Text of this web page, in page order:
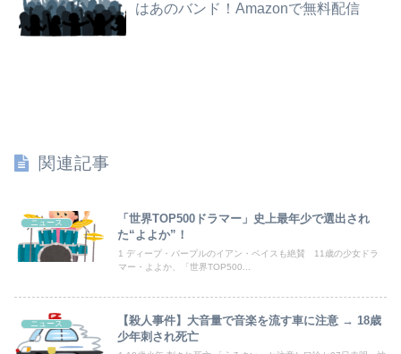
昔のスロット動画見てたらケロット柄が2回出たのにハズレてた…流石にヤバすぎじゃね？
泥ママ「もういいじゃない！私だって傷ついてるのに！」→盗みを責められた泥ママがまさかの被害者アピール。その言い分に周囲から笑いが漏れてしまい…
【画像】どのくノ一を快楽責めしたいｗｗｗｗｗ
はあのバンド！Amazonで無料配信
関連記事
ニュース
「世界TOP500ドラマー」史上最年少で選出され
た“よよか”！
1 ディープ・パープルのイアン・ペイスも絶賛 11歳の少女ドラ
マー・よよか、「世界TOP500...
ニュース
【殺人事件】大音量で音楽を流す車に注意 → 18歳
少年刺され死亡